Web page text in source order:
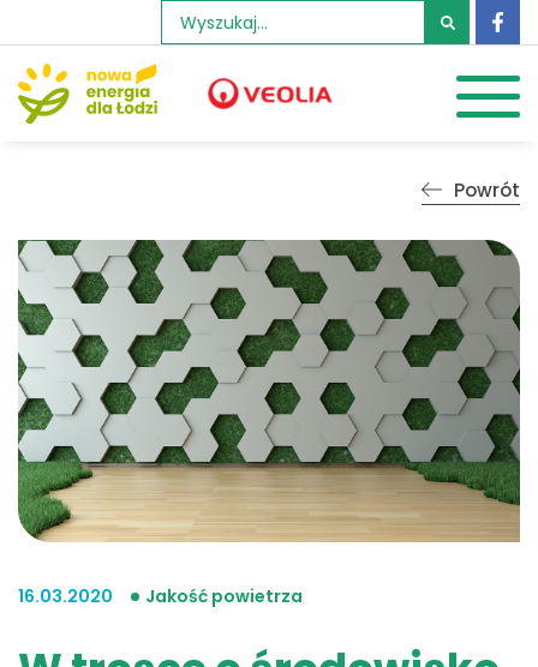
Szukaj:
Powrót
16.03.2020 Jakość powietrza